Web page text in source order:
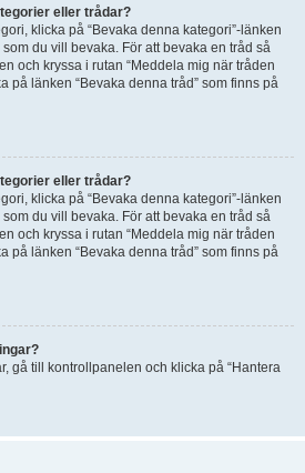
eller trådar?
klicka på “Bevaka denna kategori”-länken
du vill bevaka. För att bevaka en tråd så
och kryssa i rutan “Meddela mig när tråden
på länken “Bevaka denna tråd” som finns på
eller trådar?
klicka på “Bevaka denna kategori”-länken
du vill bevaka. För att bevaka en tråd så
och kryssa i rutan “Meddela mig när tråden
på länken “Bevaka denna tråd” som finns på
gå till kontrollpanelen och klicka på “Hantera